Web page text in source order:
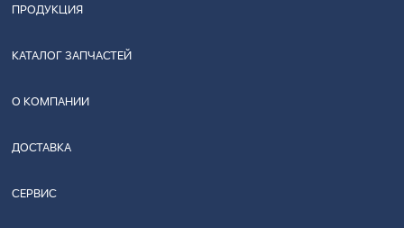
ПРОДУКЦИЯ
КАТАЛОГ ЗАПЧАСТЕЙ
О КОМПАНИИ
ДОСТАВКА
СЕРВИС